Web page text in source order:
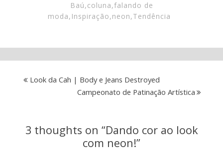
Baú,coluna,falando de
moda, Inspiração,neon,Tendência
Look da Cah | Body e Jeans Destroyed
Campeonato de Patinação Artística
3 thoughts on “Dando cor ao look
com neon!”